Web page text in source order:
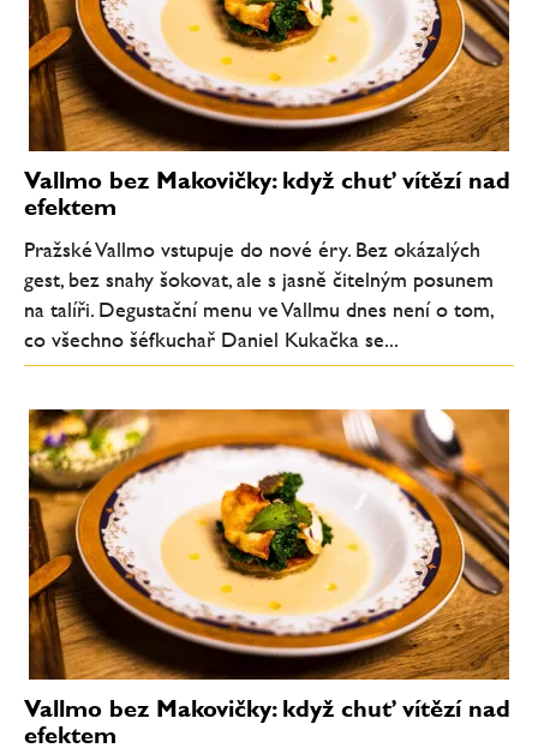
Vallmo bez Makovičky: když chuť vítězí nad
efektem
Pražské Vallmo vstupuje do nové éry. Bez okázalých
gest, bez snahy šokovat, ale s jasně čitelným posunem
na talíři. Degustační menu ve Vallmu dnes není o tom,
co všechno šéfkuchař Daniel Kukačka se...
Vallmo bez Makovičky: když chuť vítězí nad
efektem